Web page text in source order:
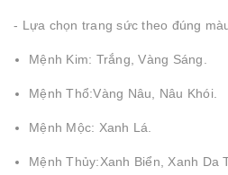
- Lựa chọn trang sức theo đúng
Mệnh Kim: Trắng, Vàng Sáng.
Mệnh Thổ:Vàng Nâu, Nâu Khói.
Mệnh Mộc: Xanh Lá.
Mệnh Thủy:Xanh Biển, Xanh Da